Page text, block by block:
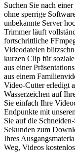
Suchen Sie nach
ohne sperrige
unbekannte Server
Trimmer läuft
fortschrittliche
Videodateien
kurzen Clip für
aus einer
aus einem
Video-Cutter erledigt
Wasserzeichen auf
Sie einfach Ihre
Endpunkte mit
Sie auf die
Sekunden zum
Ihres
Weg, Videos